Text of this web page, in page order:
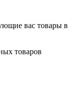
вас товары в
товаров